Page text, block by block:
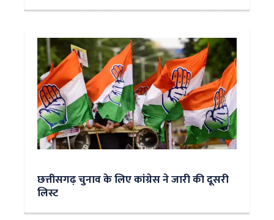
छत्तीसगढ़ चुनाव के लिए कांग्रेस ने जारी की दूसरी
लिस्ट